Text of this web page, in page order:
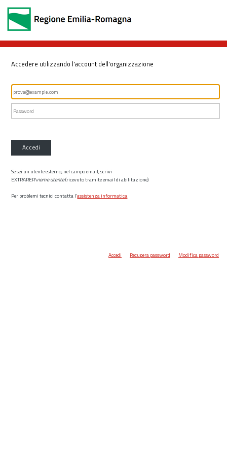
Accedere utilizzando l'account dell'organizzazione
Accedi
Se sei un utente esterno, nel campo email, scrivi
EXTRARER\nome utente(ricevuto tramite email di abilitazione)
Per problemi tecnici contatta l’assistenza informatica.
Accedi Recupera password Modifica password